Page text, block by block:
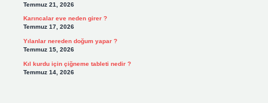
Temmuz 21, 2026
Karıncalar eve neden girer ?
Temmuz 17, 2026
Yılanlar nereden doğum yapar ?
Temmuz 15, 2026
Kıl kurdu için çiğneme tableti nedir ?
Temmuz 14, 2026